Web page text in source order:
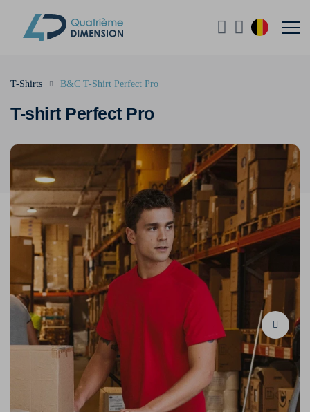
T-shirt Perfect Pro
T-Shirts B&C T-Shirt Perfect Pro